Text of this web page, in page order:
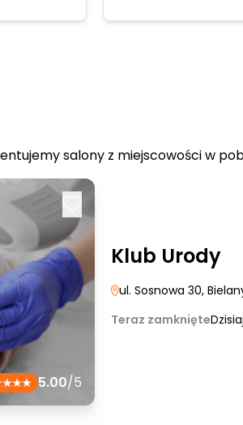
salony z miejscowości w
5.00/5
Klub Urody
ul. Sosnowa 30,
Teraz zamknięte